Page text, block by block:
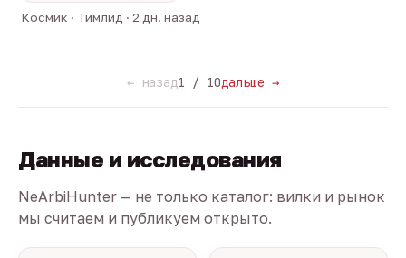
Космик · Тимлид · 2 дн. назад
← назад1 / 10дальше →
Данные и исследования
NeArbiHunter — не только каталог: вилки и рынок
мы считаем и публикуем открыто.